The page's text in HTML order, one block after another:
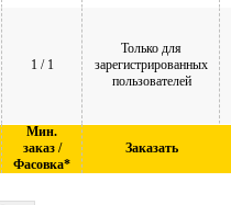
1 / 1
Только для
зарегистрированных
пользователей
Мин.
заказ /
Фасовка*
Заказать